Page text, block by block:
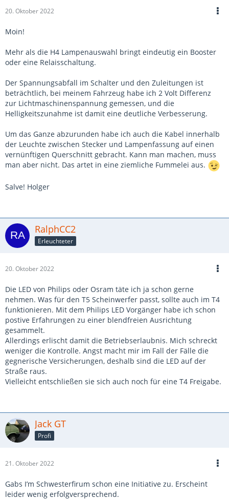
20. Oktober 2022
Moin!
Mehr als die H4 Lampenauswahl bringt eindeutig ein Booster
oder eine Relaisschaltung.
Der Spannungsabfall im Schalter und den Zuleitungen ist
beträchtlich, bei meinem Fahrzeug habe ich 2 Volt Differenz
zur Lichtmaschinenspannung gemessen, und die
Helligkeitszunahme ist damit eine deutliche Verbesserung.
Um das Ganze abzurunden habe ich auch die Kabel innerhalb
der Leuchte zwischen Stecker und Lampenfassung auf einen
vernünftigen Querschnitt gebracht. Kann man machen, muss
man aber nicht. Das artet in eine ziemliche Fummelei aus.
Salve! Holger
RalphCC2
Erleuchteter
20. Oktober 2022
Die LED von Philips oder Osram täte ich ja schon gerne
nehmen. Was für den T5 Scheinwerfer passt, sollte auch im T4
funktionieren. Mit dem Philips LED Vorgänger habe ich schon
postive Erfahrungen zu einer blendfreien Ausrichtung
gesammelt.
Allerdings erlischt damit die Betriebserlaubnis. Mich schreckt
weniger die Kontrolle. Angst macht mir im Fall der Fälle die
gegnerische Versicherungen, deshalb sind die LED auf der
Straße raus.
Vielleicht entschließen sie sich auch noch für eine T4 Freigabe.
Jack GT
Profi
21. Oktober 2022
Gabs I’m Schwesterfirum schon eine Initiative zu. Erscheint
leider wenig erfolgversprechend.